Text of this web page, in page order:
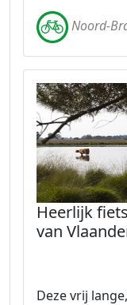
Noord-
Heerlijk
van
Deze vrij